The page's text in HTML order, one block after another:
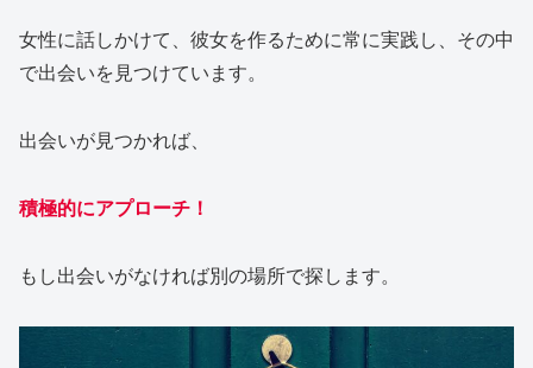
女性に話しかけて、彼女を作るために常に実践し、その中
で出会いを見つけています。
出会いが見つかれば、
積極的にアプローチ！
もし出会いがなければ別の場所で探します。